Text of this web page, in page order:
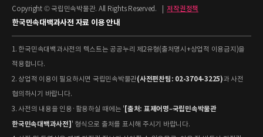
Copyright © 국립민속박물관. All Rights Reserved.
저작권정책
한국민속대백과사전 자료 이용 안내
1. 한국민속대백과사전의 텍스트는 공공누리 제2유형(출처명시+상업적 이용금지)을
적용합니다.
2. 상업적 이용이 필요하시면 국립민속박물관(사전편찬팀: 02-3704-3225)과 사전
협의하시기 바랍니다.
3. 사전의 내용을 인용·활용하실 때에는 ' [출처: 표제어명–국립민속박물관
한국민속대백과사전] ' 형식으로 출처를 표시해 주시기 바랍니다.